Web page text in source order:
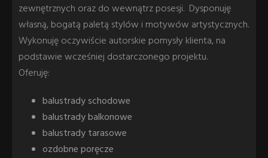
zewnętrznych oraz do wewnątrz posesji. Dysponuję
własną, bogatą paletą stylów i motywów artystycznych.
Wykonuję oczywiście autorskie pomysły klienta, na
podstawie wcześniej dostarczonego projektu.
Oferuję:
balustrady schodowe
balustrady balkonowe
balustrady tarasowe
ozdobne poręcze